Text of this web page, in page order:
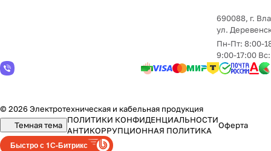
690088, г.
yл.
Пн-Пт: 8:00-
9:00-17:00
© 2026 Электротехническая и кабельная продукция
Темная тема
ПОЛИТИКИ КОНФИДЕНЦИАЛЬНОСТИ
АНТИКОРРУПЦИОННАЯ ПОЛИТИКА
Оферта
Быстро с 1С-Битрикс